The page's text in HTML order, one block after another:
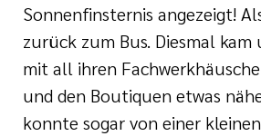
Sonnenfinsternis angezeigt!
zurück zum Bus. Diesmal
mit all ihren
und den Boutiquen etwas
konnte sogar von einer